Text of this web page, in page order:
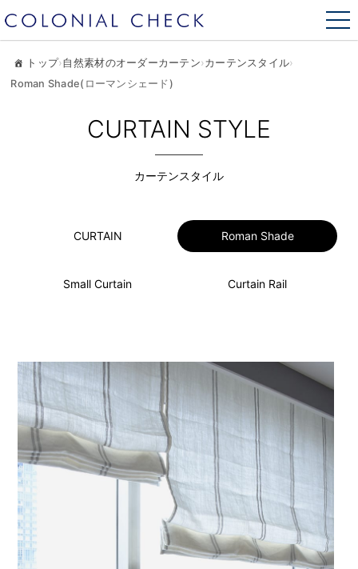
トップ›自然素材のオーダーカーテン›カーテンスタイル›
Roman Shade(ローマンシェード)
CURTAIN STYLE
カーテンスタイル
CURTAIN Roman Shade
Small Curtain Curtain Rail